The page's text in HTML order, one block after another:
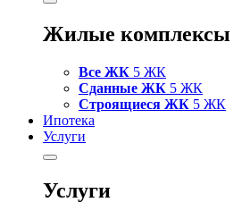
Жилые комплексы
Все ЖК 5 ЖК
Сданные ЖК 5 ЖК
Строящиеся ЖК 5 ЖК
Ипотека
Услуги
Услуги